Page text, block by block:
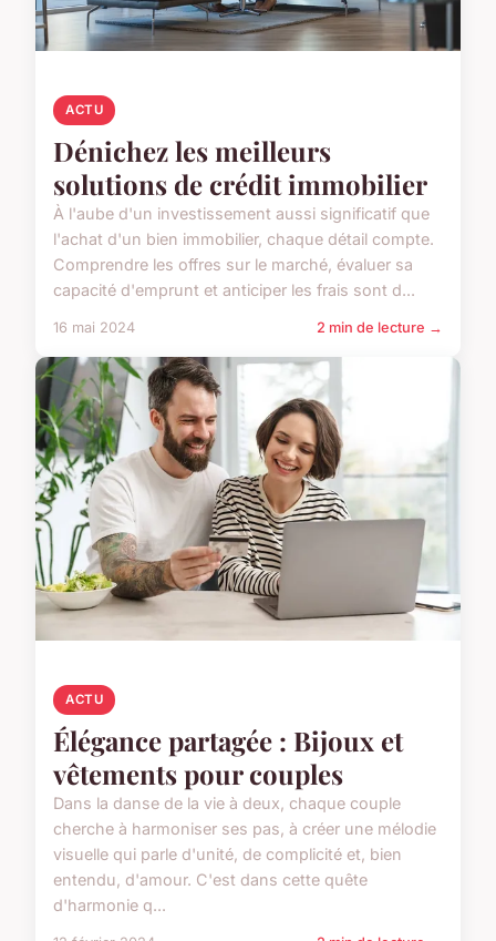
ACTU
Dénichez les meilleurs
solutions de crédit immobilier
À l'aube d'un investissement aussi significatif que
l'achat d'un bien immobilier, chaque détail compte.
Comprendre les offres sur le marché, évaluer sa
capacité d'emprunt et anticiper les frais sont d...
16 mai 2024 2 min de lecture →
ACTU
Élégance partagée : Bijoux et
vêtements pour couples
Dans la danse de la vie à deux, chaque couple
cherche à harmoniser ses pas, à créer une mélodie
visuelle qui parle d'unité, de complicité et, bien
entendu, d'amour. C'est dans cette quête
d'harmonie q...